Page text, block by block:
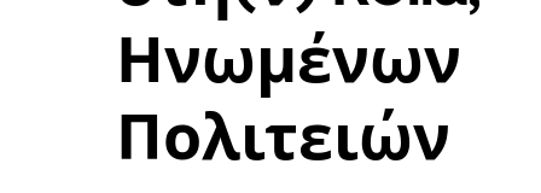
Ηνωμένων
Πολιτειών